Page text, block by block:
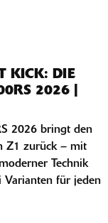
KICK: DIE
2026 |
2026 bringt den
Z1 zurück – mit
Technik
für jeden